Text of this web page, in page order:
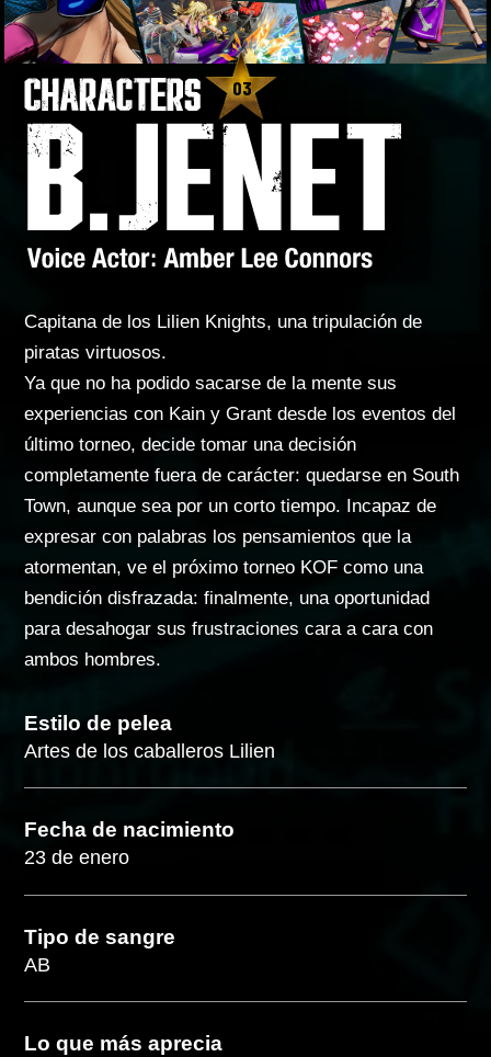
03
Capitana de los Lilien Knights, una tripulación de
piratas virtuosos.
Ya que no ha podido sacarse de la mente sus
experiencias con Kain y Grant desde los eventos del
último torneo, decide tomar una decisión
completamente fuera de carácter: quedarse en South
Town, aunque sea por un corto tiempo. Incapaz de
expresar con palabras los pensamientos que la
atormentan, ve el próximo torneo KOF como una
bendición disfrazada: finalmente, una oportunidad
para desahogar sus frustraciones cara a cara con
ambos hombres.
Estilo de pelea
Artes de los caballeros Lilien
Fecha de nacimiento
23 de enero
Tipo de sangre
AB
Lo que más aprecia